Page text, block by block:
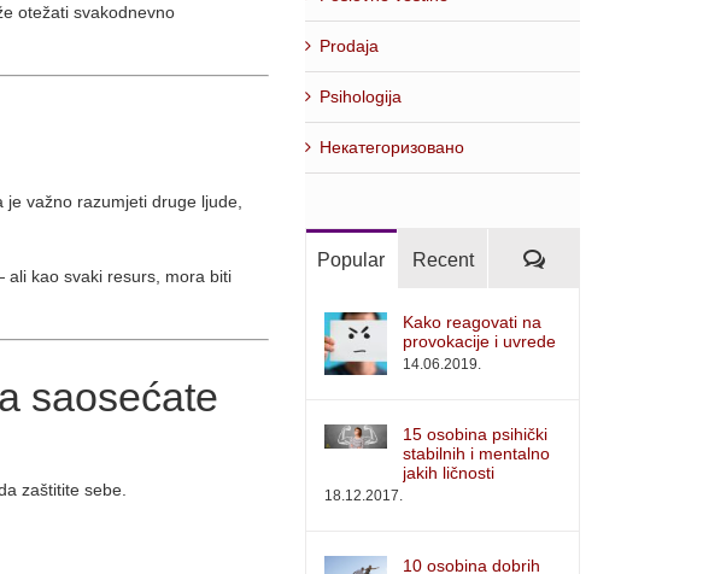
otežati svakodnevno
važno razumjeti druge ljude,
ali kao svaki resurs, mora biti
saosećate
zaštitite sebe.
Prodaja
Psihologija
Некатегоризовано
Popular Recent Comments
Kako reagovati na
provokacije i uvrede
14.06.2019.
15 osobina psihički
stabilnih i mentalno
jakih ličnosti
18.12.2017.
10 osobina dobrih